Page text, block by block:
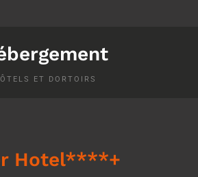
ET DORTOIRS
Hotel****+